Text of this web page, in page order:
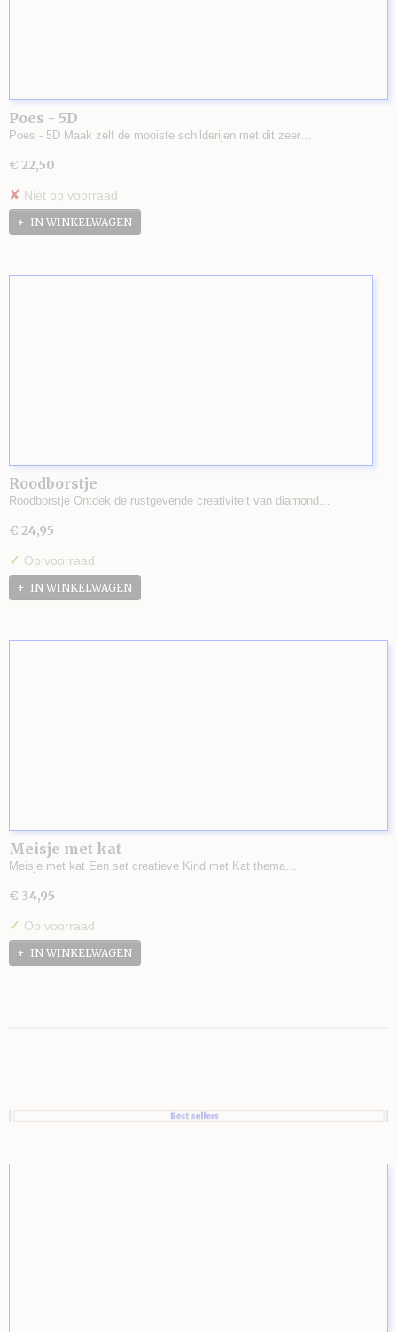
Poes - 5D
Poes - 5D Maak zelf de mooiste schilderijen met dit zeer…
€ 22,50
✘ Niet op voorraad
IN WINKELWAGEN
Roodborstje
Roodborstje Ontdek de rustgevende creativiteit van diamond…
€ 24,95
✓ Op voorraad
IN WINKELWAGEN
Meisje met kat
Meisje met kat Een set creatieve Kind met Kat thema…
€ 34,95
✓ Op voorraad
IN WINKELWAGEN